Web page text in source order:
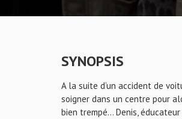
SYNOPSIS
A la suite d’un accident de
soigner dans un centre pour
bien trempé… Denis,